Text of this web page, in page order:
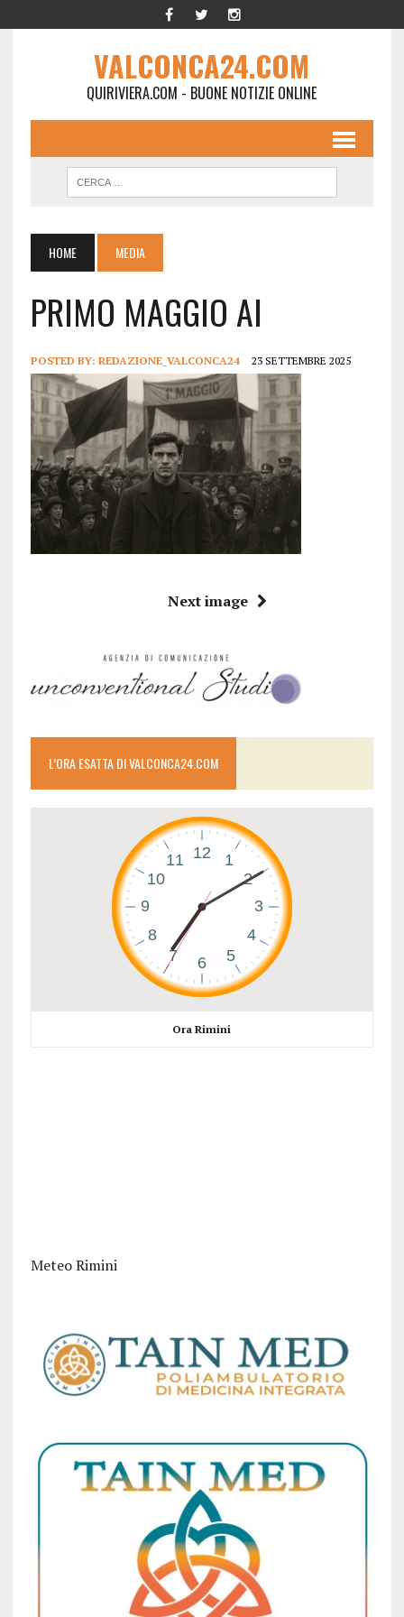
VALCONCA24.COM
QUIRIVIERA.COM - BUONE NOTIZIE ONLINE
HOME MEDIA
PRIMO MAGGIO AI
POSTED BY: REDAZIONE_VALCONCA24 23 SETTEMBRE 2025
Next image
L’ORA ESATTA DI VALCONCA24.COM
Ora Rimini
Meteo Rimini